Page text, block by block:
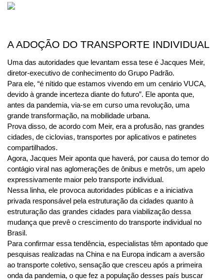
A ADOÇÃO DO TRANSPORTE INDIVIDUAL
Uma das autoridades que levantam essa tese é Jacques Meir,
diretor-executivo de conhecimento do Grupo Padrão.
Para ele, “é nítido que estamos vivendo em um cenário VUCA,
devido à grande incerteza diante do futuro”. Ele aponta que,
antes da pandemia, via-se em curso uma revolução, uma
grande transformação, na mobilidade urbana.
Prova disso, de acordo com Meir, era a profusão, nas grandes
cidades, de ciclovias, transportes por aplicativos e patinetes
compartilhados.
Agora, Jacques Meir aponta que haverá, por causa do temor do
contágio viral nas aglomerações de ônibus e metrôs, um apelo
expressivamente maior pelo transporte individual.
Nessa linha, ele provoca autoridades públicas e a iniciativa
privada responsável pela estruturação da cidades quanto à
estruturação das grandes cidades para viabilização dessa
mudança que prevê o crescimento do transporte individual no
Brasil.
Para confirmar essa tendência, especialistas têm apontado que
pesquisas realizadas na China e na Europa indicam a aversão
ao transporte coletivo, sensação que cresceu após a primeira
onda da pandemia, o que fez a população desses país buscar